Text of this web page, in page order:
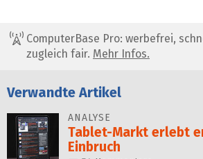
ComputerBase Pro: werbefrei,
zugleich fair. Mehr Infos.
Verwandte Artikel
ANALYSE
Tablet-Markt erlebt
Einbruch